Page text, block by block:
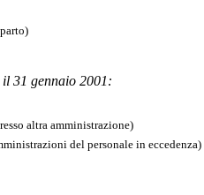
31 gennaio 2001:
altra amministrazione)
del personale in eccedenza)